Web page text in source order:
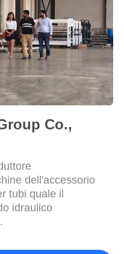
Co.,
dell'accessorio
tubi quale il
idraulico